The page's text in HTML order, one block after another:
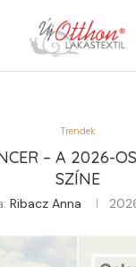
Trendek
– A 2026-
SZÍNE
Ribacz Anna